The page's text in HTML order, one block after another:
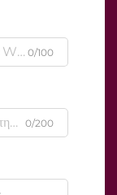
0/100
0/200